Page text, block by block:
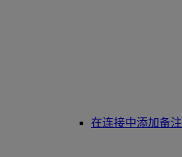
在连接中添加备注